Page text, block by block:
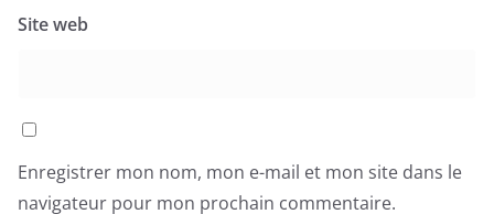
Site web
Enregistrer mon nom, mon e-mail et mon site dans le
navigateur pour mon prochain commentaire.